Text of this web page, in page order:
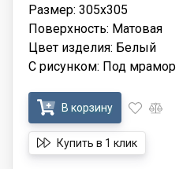
Размер: 305x305
Поверхность: Матовая
Цвет изделия: Белый
С рисунком: Под мрамор
В корзину
Купить в 1 клик